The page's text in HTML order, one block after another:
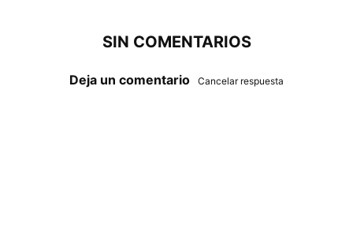
SIN COMENTARIOS
Deja un comentario Cancelar respuesta